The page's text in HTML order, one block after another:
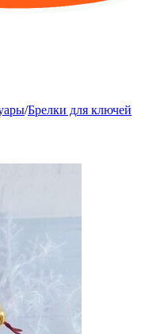
/Брелки для ключей